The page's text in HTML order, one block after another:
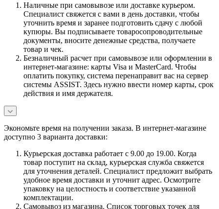
Наличные при самовывозе или доставке курьером.
Специалист свяжется с вами в день доставки, чтобы
уточнить время и заранее подготовить сдачу с любой
купюры. Вы подписываете товаросопроводительные
документы, вносите денежные средства, получаете
товар и чек.
Безналичный расчет при самовывозе или оформлении в
интернет-магазине: карты Visa и MasterCard. Чтобы
оплатить покупку, система перенаправит вас на сервер
системы ASSIST. Здесь нужно ввести номер карты, срок
действия и имя держателя.
Экономьте время на получении заказа. В интернет-магазине
доступно 3 варианта доставки:
Курьерская доставка работает с 9.00 до 19.00. Когда
товар поступит на склад, курьерская служба свяжется
для уточнения деталей. Специалист предложит выбрать
удобное время доставки и уточнит адрес. Осмотрите
упаковку на целостность и соответствие указанной
комплектации.
Самовывоз из магазина. Список торговых точек для